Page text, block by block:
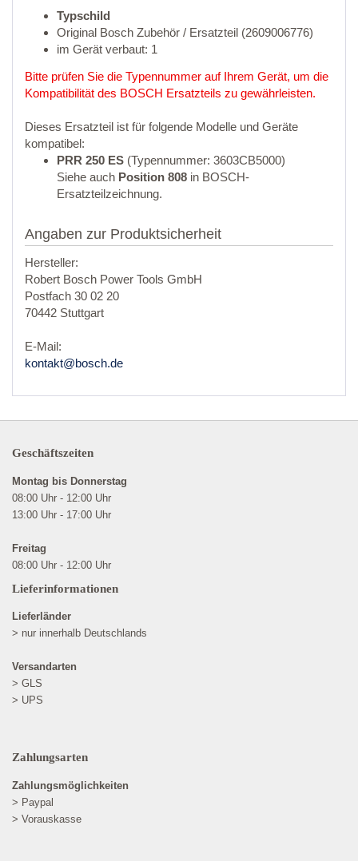
Typschild
Original Bosch Zubehör / Ersatzteil (2609006776)
im Gerät verbaut: 1
Bitte prüfen Sie die Typennummer auf Ihrem Gerät, um die
Kompatibilität des BOSCH Ersatzteils zu gewährleisten.
Dieses Ersatzteil ist für folgende Modelle und Geräte
kompatibel:
PRR 250 ES (Typennummer: 3603CB5000)
Siehe auch Position 808 in BOSCH-
Ersatzteilzeichnung.
Angaben zur Produktsicherheit
Hersteller:
Robert Bosch Power Tools GmbH
Postfach 30 02 20
70442 Stuttgart
E-Mail:
kontakt@bosch.de
Geschäftszeiten
Montag bis Donnerstag
08:00 Uhr - 12:00 Uhr
13:00 Uhr - 17:00 Uhr
Freitag
08:00 Uhr - 12:00 Uhr
Lieferinformationen
Lieferländer
> nur innerhalb Deutschlands
Versandarten
> GLS
> UPS
Zahlungsarten
Zahlungsmöglichkeiten
> Paypal
> Vorauskasse